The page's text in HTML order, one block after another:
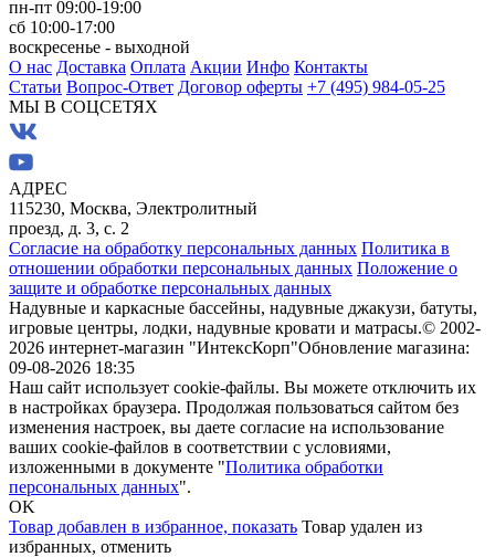
пн-пт 09:00-19:00
сб 10:00-17:00
воскресенье - выходной
О нас Доставка Оплата Акции Инфо Контакты
Статьи Вопрос-Ответ Договор оферты +7 (495) 984-05-25
МЫ В СОЦСЕТЯХ
АДРЕС
115230, Москва, Электролитный
проезд, д. 3, с. 2
Согласие на обработку персональных данных Политика в
отношении обработки персональных данных Положение о
защите и обработке персональных данных
Надувные и каркасные бассейны, надувные джакузи, батуты,
игровые центры, лодки, надувные кровати и матрасы.© 2002-
2026 интернет-магазин "ИнтексКорп"Обновление магазина:
09-08-2026 18:35
Наш сайт использует cookie-файлы. Вы можете отключить их
в настройках браузера. Продолжая пользоваться сайтом без
изменения настроек, вы даете согласие на использование
ваших cookie-файлов в соответствии с условиями,
изложенными в документе "Политика обработки
персональных данных".
OK
Товар добавлен в избранное, показать Товар удален из
избранных, отменить